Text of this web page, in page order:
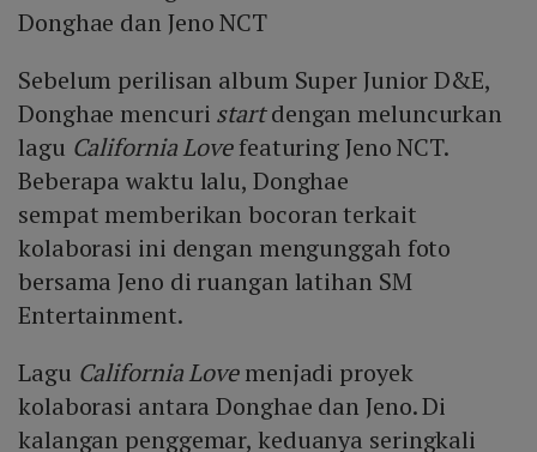
Donghae dan Jeno NCT
Sebelum perilisan album Super Junior D&E,
Donghae mencuri startdengan meluncurkan
lagu California Lovefeaturing Jeno NCT.
Beberapa waktu lalu, Donghae
sempat memberikan bocoran terkait
kolaborasi ini dengan mengunggah foto
bersama Jeno di ruangan latihan SM
Entertainment.
Lagu California Lovemenjadi proyek
kolaborasi antara Donghae dan Jeno. Di
kalangan penggemar, keduanya seringkali